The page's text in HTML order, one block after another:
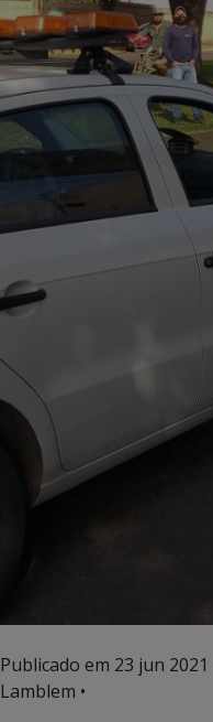
Publicado em 23 jun 2021
Lamblem •